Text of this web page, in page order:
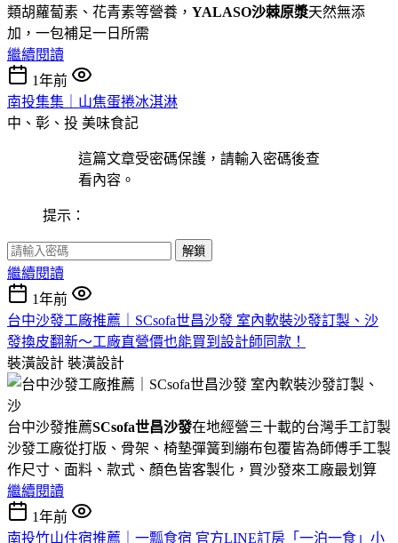
類胡蘿蔔素、花青素等營養， YALASO沙棘原漿天然無添
加，一包補足一日所需
繼續閱讀
1年前
南投集集｜山焦蛋捲冰淇淋
中、彰、投 美味食記
這篇文章受密碼保護，請輸入密碼後查
看內容。
提示：
解鎖
繼續閱讀
1年前
台中沙發工廠推薦｜SCsofa世昌沙發 室內軟裝沙發訂製、沙
發換皮翻新～工廠直營價也能買到設計師同款！
裝潢設計 裝潢設計
台中沙發推薦SCsofa世昌沙發在地經營三十載的台灣手工訂製
沙發工廠從打版、骨架、椅墊彈簧到繃布包覆皆為師傅手工製
作尺寸、面料、款式、顏色皆客製化，買沙發來工廠最划算
繼續閱讀
1年前
南投竹山住宿推薦｜一瓢食宿 官方LINE訂房「一泊一食」小